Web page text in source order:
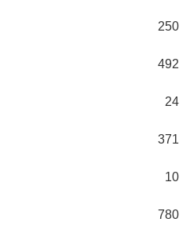
250
492
24
371
10
780